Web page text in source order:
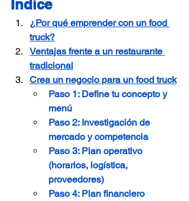
Índice
¿Por qué emprender con un food
truck?
Ventajas frente a un restaurante
tradicional
Crea un negocio para un food truck
Paso 1: Define tu concepto y
menú
Paso 2: Investigación de
mercado y competencia
Paso 3: Plan operativo
(horarios, logística,
proveedores)
Paso 4: Plan financiero